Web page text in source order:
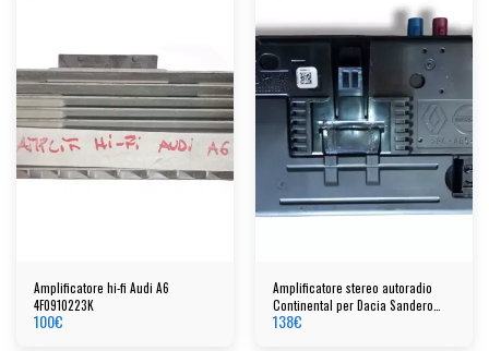
Amplificatore hi-fi Audi A6
4F0910223K
100€
Amplificatore stereo autoradio
Continental per Dacia Sandero
cod: 2591a5686r
138€